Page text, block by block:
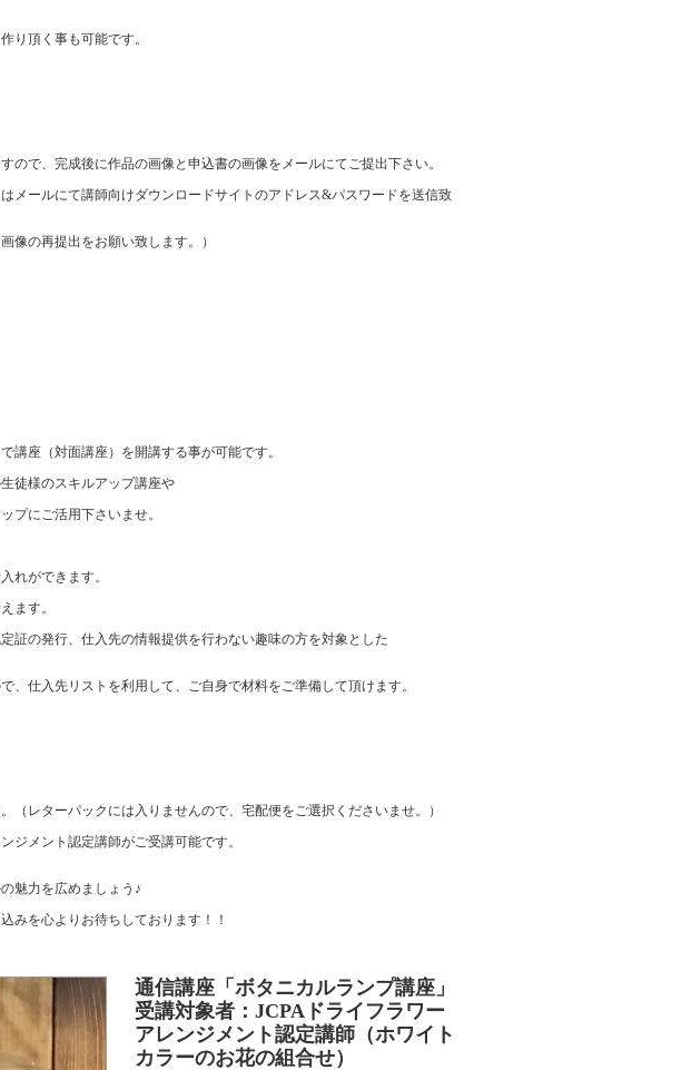
り頂く事も可能です。
で、完成後に作品の画像と申込書の画像をメールにてご提出下さい。
メールにて講師向けダウンロードサイトのアドレス&パスワードを送信致
像の再提出をお願い致します。）
講座（対面講座）を開講する事が可能です。
徒様のスキルアップ講座や
プにご活用下さいませ。
れができます。
ます。
証の発行、仕入先の情報提供を行わない趣味の方を対象とした
、仕入先リストを利用して、ご自身で材料をご準備して頂けます。
（レターパックには入りませんので、宅配便をご選択くださいませ。）
ジメント認定講師がご受講可能です。
魅力を広めましょう♪
みを心よりお待ちしております！！
通信講座「ボタニカルランプ講座」
受講対象者：JCPAドライフラワー
アレンジメント認定講師（ホワイト
カラーのお花の組合せ）